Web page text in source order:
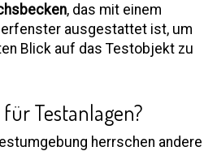
, das mit einem
ausgestattet ist, um
Blick auf das Testobjekt zu
Testanlagen?
herrschen andere